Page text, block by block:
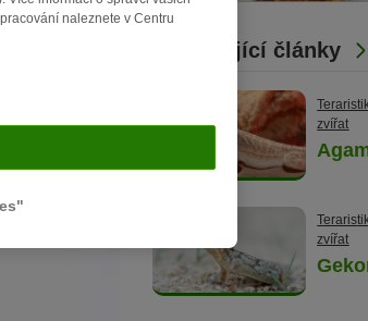
Související články
zvířat
zvířat
naleznete v Centru